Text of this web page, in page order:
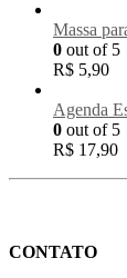
Massa
0 out of 5
R$ 5,90
Agenda
0 out of 5
R$ 17,90
CONTATO